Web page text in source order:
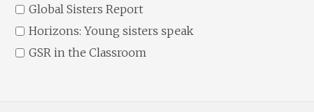
Global Sisters Report
Horizons: Young sisters speak
GSR in the Classroom